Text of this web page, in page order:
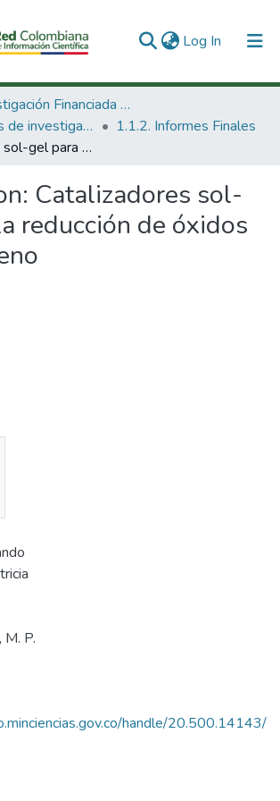
Log In (current)
1. Investigación Financiada con Recursos Públicos
1.1 Productos de investigación
1.1.2. Informes Finales
Catalizadores sol-gel para la reducción de óxidos de nitrógeno
Catalizadores sol-
reducción de óxidos
M. P.
handle/20.500.14143/